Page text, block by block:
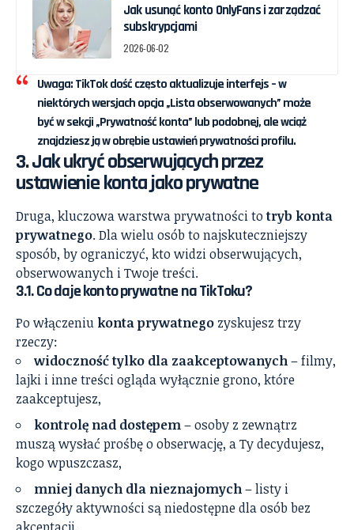
Jak usunąć konto OnlyFans i zarządzać
subskrypcjami
2026-06-02
Uwaga: TikTok dość często aktualizuje interfejs – w
niektórych wersjach opcja „Lista obserwowanych” może
być w sekcji „Prywatność konta” lub podobnej, ale wciąż
znajdziesz ją w obrębie ustawień prywatności profilu.
3. Jak ukryć obserwujących przez
ustawienie konta jako prywatne
Druga, kluczowa warstwa prywatności totryb konta
prywatnego. Dla wielu osób to najskuteczniejszy
sposób, by ograniczyć, kto widzi obserwujących,
obserwowanych i Twoje treści.
3.1. Co daje konto prywatne na TikToku?
Po włączeniu konta prywatnego zyskujesz trzy
rzeczy:
widoczność tylko dla zaakceptowanych– filmy,
lajki i inne treści ogląda wyłącznie grono, które
zaakceptujesz,
kontrolę nad dostępem– osoby z zewnątrz
muszą wysłać prośbę o obserwację, a Ty decydujesz,
kogo wpuszczasz,
mniej danych dla nieznajomych– listy i
szczegóły aktywności są niedostępne dla osób bez